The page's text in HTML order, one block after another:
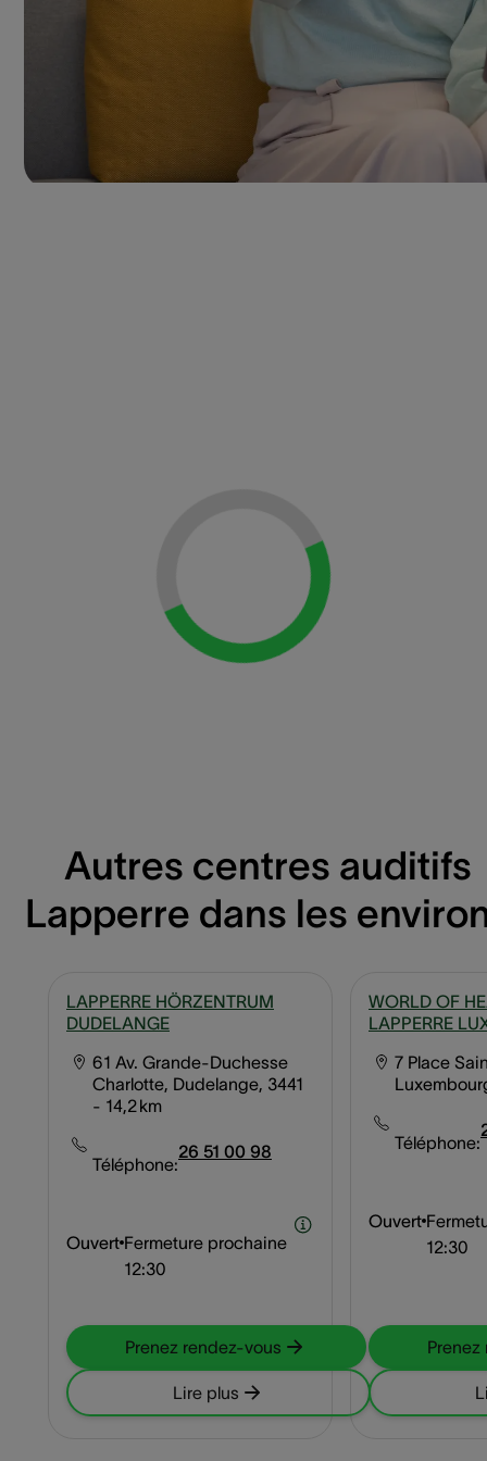
Loading...
Autres centres auditifs
Lapperre dans les
LAPPERRE HÖRZENTRUM
DUDELANGE
61 Av. Grande-Duchesse
Charlotte, Dudelange, 3441
- 14,2 km
Téléphone:
26 51 00 98
Ouvert Fermeture prochaine
12:30
Prenez rendez-vous
Lire plus
WORLD OF
LAPPERRE
7 Place
Téléphone:
Ouvert
12:30